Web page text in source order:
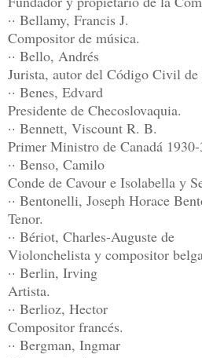
·· Bellamy, Francis J.
Compositor de música.
·· Bello, Andrés
Jurista, autor del Código Civil
·· Benes, Edvard
Presidente de Checoslovaquia.
·· Bennett, Viscount R. B.
Primer Ministro de Canadá 1930-
·· Benso, Camilo
Conde de Cavour e Isolabella y
·· Bentonelli, Joseph Horace
Tenor.
·· Bériot, Charles-Auguste de
Violonchelista y compositor
·· Berlin, Irving
Artista.
·· Berlioz, Hector
Compositor francés.
·· Bergman, Ingmar